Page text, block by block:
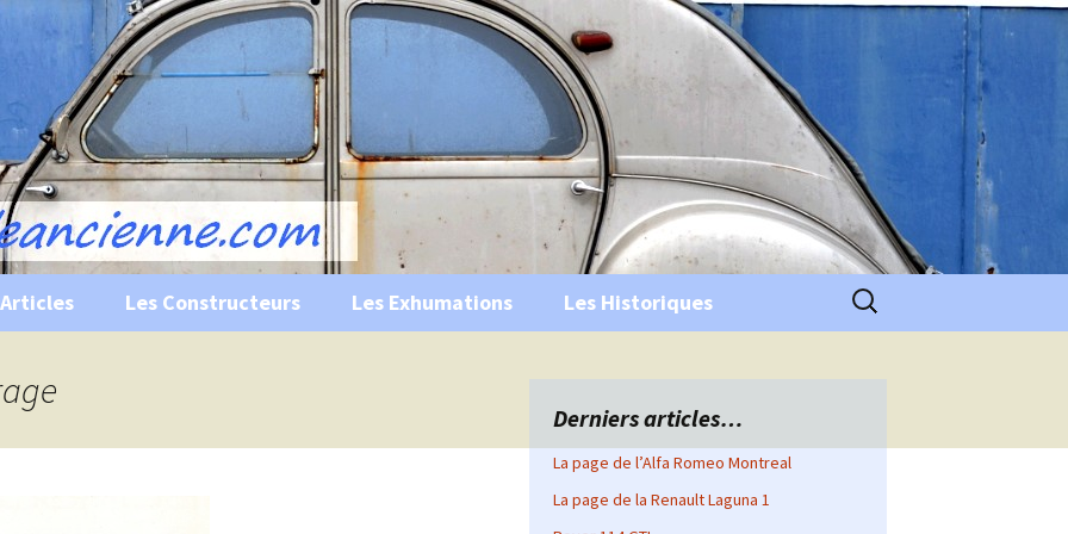
Ancienne
historiques …
évènements
Les Constructeurs Les Exhumations Les Historiques Rechercher :
Derniers articles…
La page de l’Alfa Romeo Montreal
La page de la Renault Laguna 1